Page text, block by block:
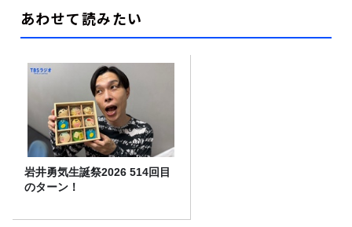
あわせて読みたい
岩井勇気生誕祭2026 514回目
のターン！